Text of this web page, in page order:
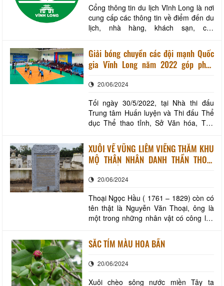
Cổng thông tin du lịch Vĩnh Long là nơi
cung cấp các thông tin về điểm đến du
lịch, nhà hàng, khách sạn, các
lịch… cho du khách muốn tìm hiểu về
các sản phẩm du lịch Vĩnh Long. Hiện
nay Trung tâm Thông tin Xúc tiến Du
lý v
Giải bóng chuyền các đội mạnh Quốc
gia Vĩnh Long năm 2022 góp phần
ảnh con người và quê hương Vĩnh Long
20/06/2024
Tối ngày 30/5/2022, tại Nhà thi đấu
Trung tâm Huấn luyện và Thi đấu Thể
dục Thể thao tỉnh, Sở Văn hóa, Thể
Bóng chuyền tỉnh Vĩnh Long tổ chức
khai mạc giải bóng chuyền các đội
mạnh Quốc gia Vĩnh Long năm 2022.
03/6/2022, với
XUÔI VỀ VŨNG LIÊM VIẾNG THĂM KHU
MỘ THÂN NHÂN DANH THẦN THOẠI
20/06/2024
Thoại Ngọc Hầu ( 1761 – 1829) còn có
tên thật là Nguyễn Văn Thoại, ông là
một trong những nhân vật có công lớn
Nam Bộ. Ngày nay khi nhắc đến cái tên
Thoại Ngọc Hầu, chúng ta điều liên
đào vĩ đại ở miền Nam (Kênh Vĩnh Tế
đào vào năm
SẮC TÍM MÀU HOA BẦN
20/06/2024
Xuôi chèo sông nước miền Tây ta